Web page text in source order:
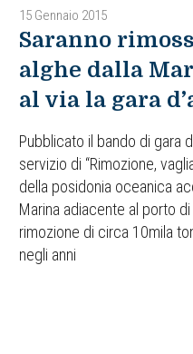
15 Gennaio 2015
Saranno
alghe dalla
al via la gara
Pubblicato il bando di gara
servizio di “Rimozione,
della posidonia oceanica
Marina adiacente al porto
rimozione di circa 10mila
negli anni